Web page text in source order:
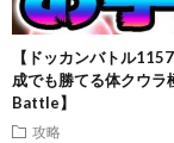
【ドッカンバトル
成でも勝てる体クウ
Battle】
攻略